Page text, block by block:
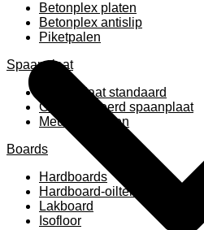
Betonplex platen
Betonplex antislip
Piketpalen
Spaanplaat
Spaanplaat standaard
Geplastificeerd spaanplaat
Meubelpanelen
Boards
Hardboards
Hardboard-oiltemperated
Lakboard
Isofloor